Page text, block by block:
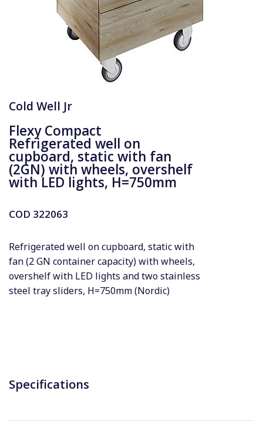
Cold Well Jr
Flexy Compact
Refrigerated well on
cupboard, static with fan
(2GN) with wheels, overshelf
with LED lights, H=750mm
COD 322063
Refrigerated well on cupboard, static with
fan (2 GN container capacity) with wheels,
overshelf with LED lights and two stainless
steel tray sliders, H=750mm (Nordic)
Specifications